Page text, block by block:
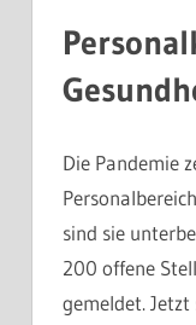
Die Pandemie
sind sie
200 offene
gemeldet.